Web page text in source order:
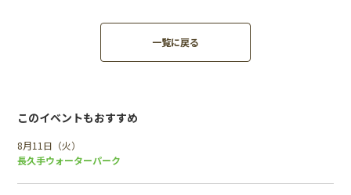
一覧に戻る
このイベントもおすすめ
8月11日（火）
長久手ウォーターパーク